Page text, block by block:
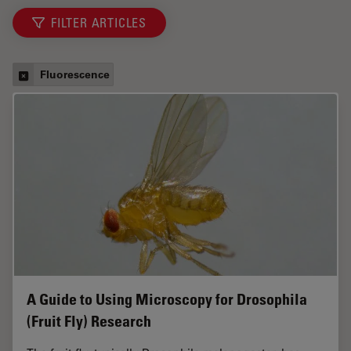
FILTER ARTICLES
Fluorescence
A Guide to Using Microscopy for Drosophila
(Fruit Fly) Research